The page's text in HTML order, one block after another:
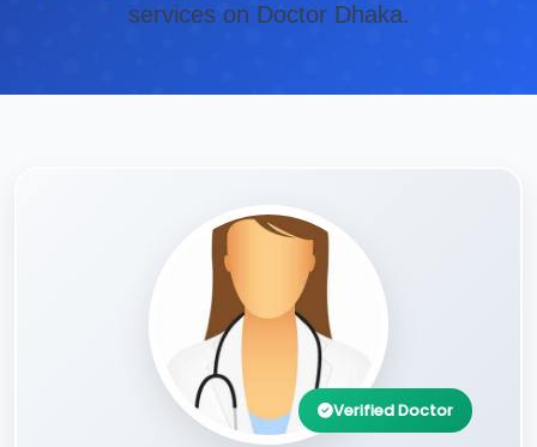
services on Doctor Dhaka.
Verified Doctor